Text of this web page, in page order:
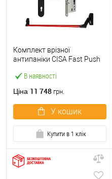
В наявності
Комплект врізної
антипаніки CISA Fast Push
із замком та ручкою
Ціна 11 748 грн.
У кошик
Купити в 1 клік